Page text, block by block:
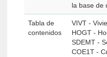
la base de
Tabla de
contenidos
VIVT -
HOGT -
SDEMT -
COE1T -